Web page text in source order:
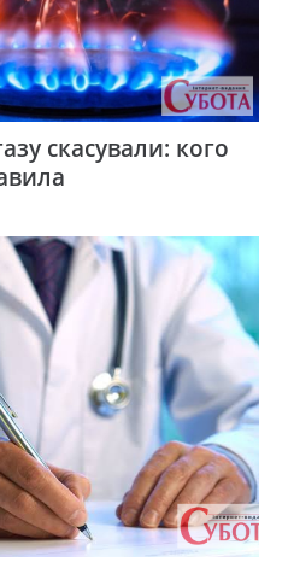
скасували: кого